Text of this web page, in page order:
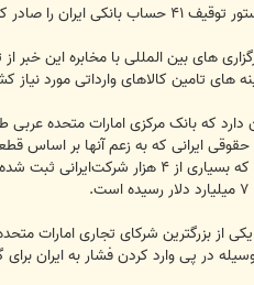
به ایران خودداری می‌کنند."
های بین المللی با مخابره این خبر
تامین کالاهای وارداتی مورد نیاز
دارد که بانک مرکزی امارات متحده
از بزرگترین شرکای تجاری امارات
در پی وارد کردن فشار به ایران